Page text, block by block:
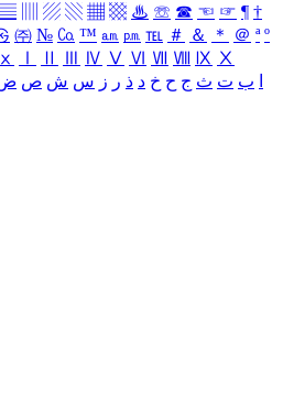
▤ ▨ ▧ ▦ ▩ ♨ ☏ ☎ ☜ ☞ ¶ †
㈜ № ㏇ ™ ㏂ ㏘ ℡ ＃ ＆ ＊ ＠ ª º
ⅹ Ⅳ Ⅴ Ⅵ Ⅶ Ⅷ Ⅸ Ⅹ
ب ت ث ج ح خ د ذ ر ز س ش ص